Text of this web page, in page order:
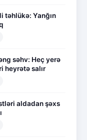
təhlükə: Yanğın
səhv: Heç yerə
heyrətə salır
aldadan şəxs